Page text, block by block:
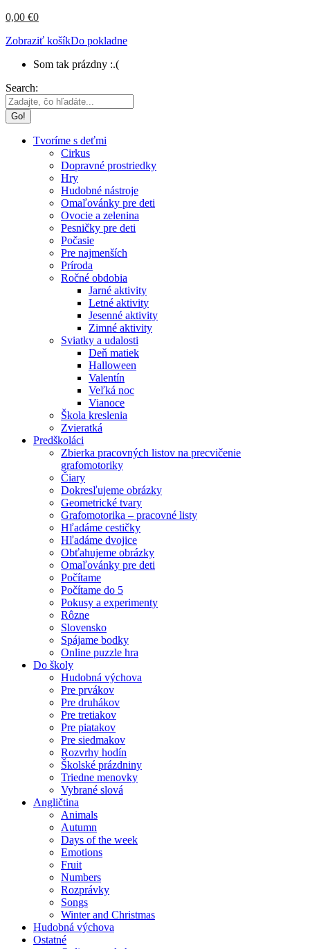
0,00 €0
Zobraziť košíkDo pokladne
Som tak prázdny :.(
Search:
Tvoríme s deťmi
Cirkus
Dopravné prostriedky
Hry
Hudobné nástroje
Omaľovánky pre deti
Ovocie a zelenina
Pesničky pre deti
Počasie
Pre najmenších
Príroda
Ročné obdobia
Jarné aktivity
Letné aktivity
Jesenné aktivity
Zimné aktivity
Sviatky a udalosti
Deň matiek
Halloween
Valentín
Veľká noc
Vianoce
Škola kreslenia
Zvieratká
Predškoláci
Zbierka pracovných listov na precvičenie
grafomotoriky
Čiary
Dokresľujeme obrázky
Geometrické tvary
Grafomotorika – pracovné listy
Hľadáme cestičky
Hľadáme dvojice
Obťahujeme obrázky
Omaľovánky pre deti
Počítame
Počítame do 5
Pokusy a experimenty
Rôzne
Slovensko
Spájame bodky
Online puzzle hra
Do školy
Hudobná výchova
Pre prvákov
Pre druhákov
Pre tretiakov
Pre piatakov
Pre siedmakov
Rozvrhy hodín
Školské prázdniny
Triedne menovky
Vybrané slová
Angličtina
Animals
Autumn
Days of the week
Emotions
Fruit
Numbers
Rozprávky
Songs
Winter and Christmas
Hudobná výchova
Ostatné